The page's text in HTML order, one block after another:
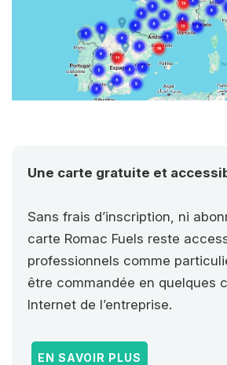
Une carte gratuite et
Sans frais d’inscription, ni
carte Romac Fuels reste
professionnels comme
être commandée en quelques
Internet de l’entreprise.
EN SAVOIR PLUS